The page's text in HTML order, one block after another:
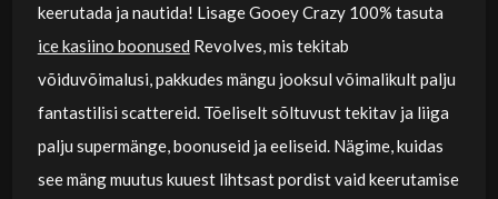
keerutada ja nautida! Lisage Gooey Crazy 100% tasuta
ice kasiino boonused Revolves, mis tekitab
võiduvõimalusi, pakkudes mängu jooksul võimalikult palju
fantastilisi scattereid. Tõeliselt sõltuvust tekitav ja liiga
palju supermänge, boonuseid ja eeliseid. Nägime, kuidas
see mäng muutus kuuest lihtsast pordist vaid keerutamise